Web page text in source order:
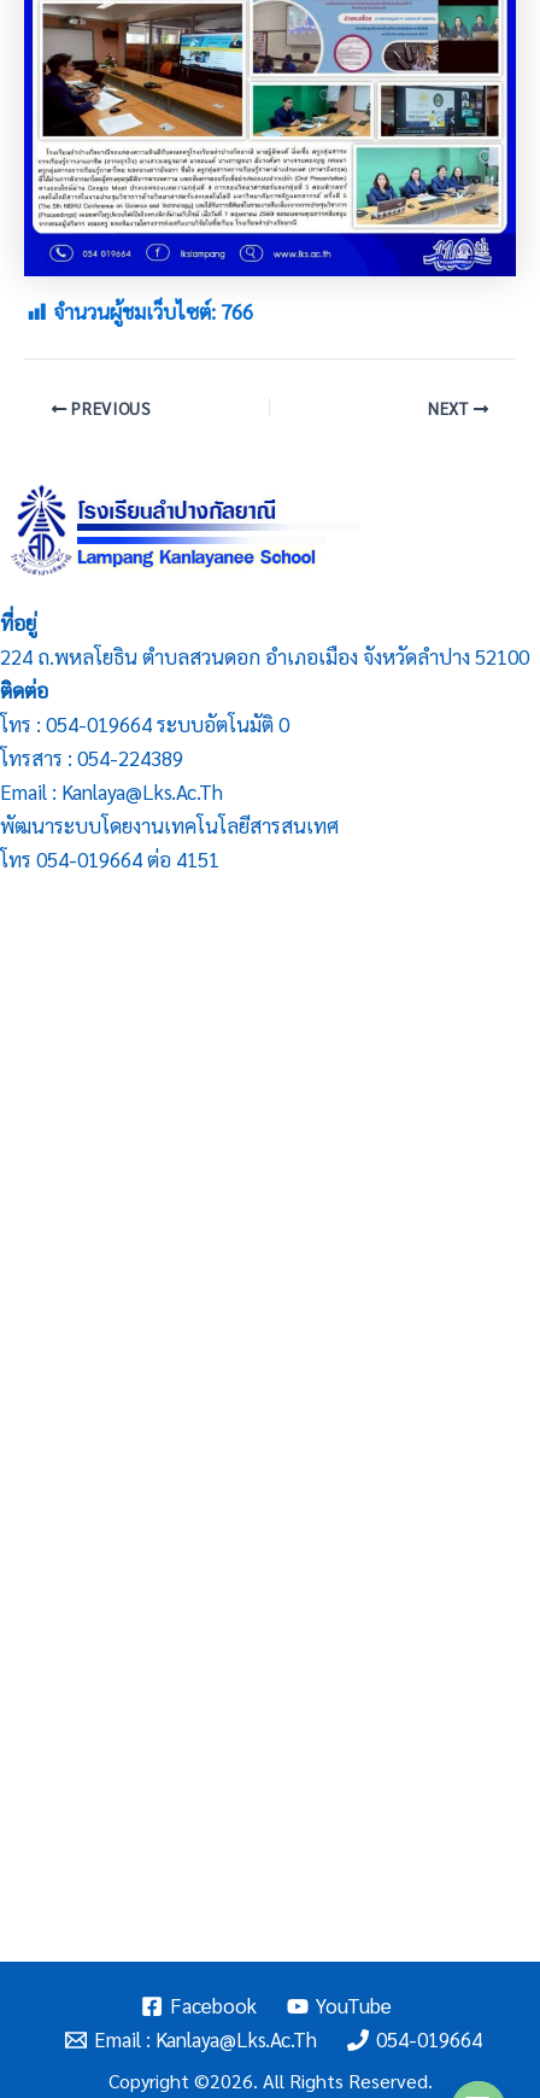
จำนวนผู้ชมเว็บไซต์: 766
PREVIOUS NEXT
ที่อยู่
224 ถ.พหลโยธิน ตำบลสวนดอก อำเภอเมือง จังหวัดลำปาง 52100
ติดต่อ
โทร : 054-019664 ระบบอัตโนมัติ 0
โทรสาร : 054-224389
Email : Kanlaya@lks.ac.th
พัฒนาระบบโดยงานเทคโนโลยีสารสนเทศ
โทร 054-019664 ต่อ 4151
Facebook
YouTube
Email : Kanlaya@lks.ac.th
054-019664
Copyright ©2026. All Rights Reserved.